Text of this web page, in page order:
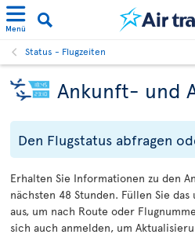
Menü
Status - Flugzeiten
Ankunft- und
Den Flugstatus abfragen
Erhalten Sie Informationen zu den
nächsten 48 Stunden. Füllen Sie
aus, um nach Route oder
sich auch anmelden, um